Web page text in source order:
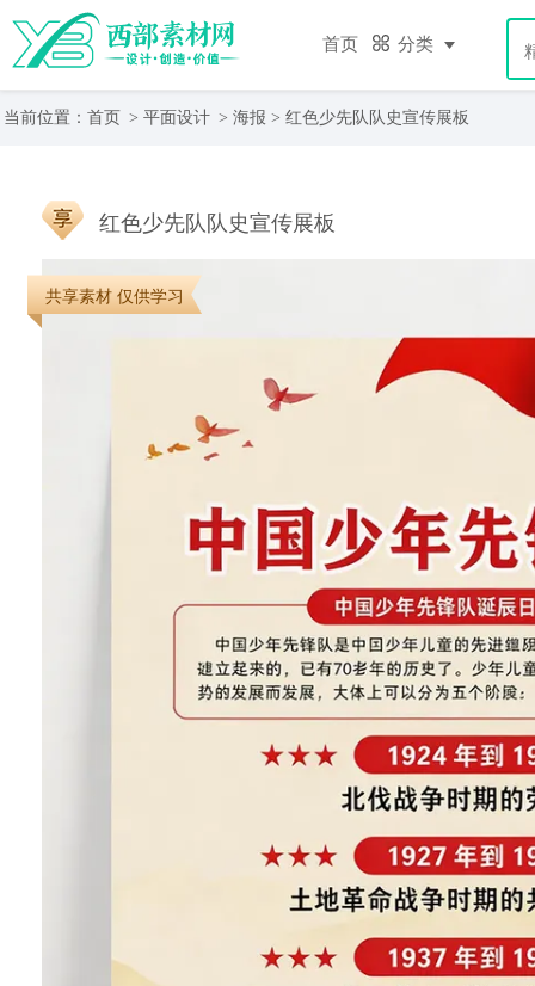
首页 分类
当前位置： 首页 > 平面设计 > 海报 > 红色少先队队史宣传展板
红色少先队队史宣传展板
共享素材 仅供学习